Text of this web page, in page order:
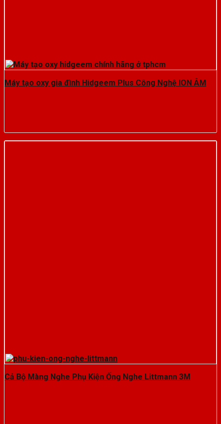
Máy tạo oxy gia đình Hidgeem Plus Công Nghệ ION ÂM
Cả Bộ Màng Nghe Phụ Kiện Ống Nghe Littmann 3M